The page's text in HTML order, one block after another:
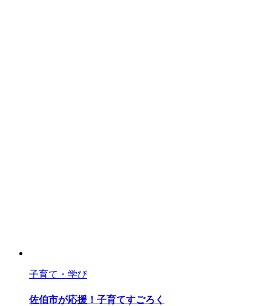
子育て・学び
佐伯市が応援！子育てすごろく